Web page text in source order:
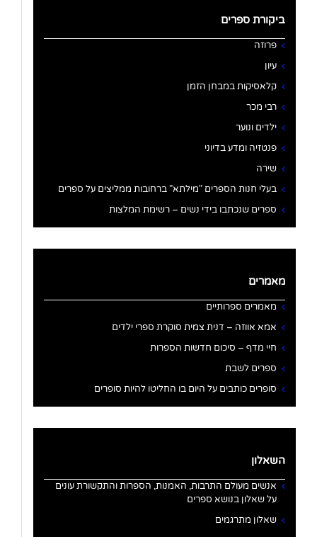
ביקורת ספרים
פרוזה
עיון
קלאסיקות במבחן הזמן
רבי מכר
ילדים ונוער
פנטזיה ומדע בדיוני
שירה
בעלי חנות הספרים "מילתא" ברחובות ממליצים על ספרים
ספרים שנכתבו בידי נשים – רשימת המלצות
מאמרים
מאמרים ספרותיים
אמא אווזה – דנית צמית סוקרת ספרי ילדים
חיי מדף – סיכום חדשות הספרות
ספרים לשבת
סופרים כותבים על היום בו החליטו להיות סופרים
השאלון
אנשים מעולם התרבות, האמנות, הספרות והתקשורת עונים
על שאלון בנושא ספרים
שאלון מתרגמים